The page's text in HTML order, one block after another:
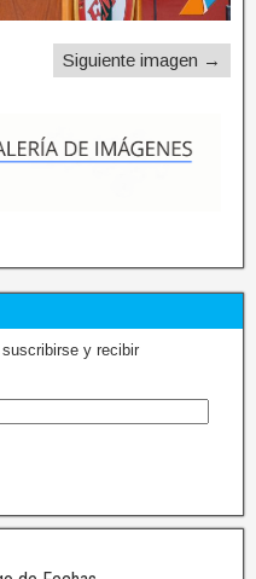
Siguiente imagen →
y recibir